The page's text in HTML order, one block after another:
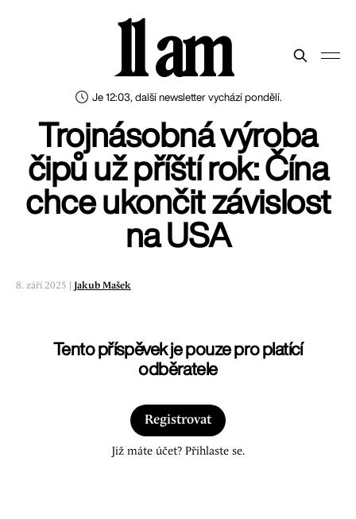
Je 12:03, další newsletter vychází pondělí.
11 am
Trojnásobná výroba
čipů už příští rok: Čína
chce ukončit závislost
na USA
8. září 2025 | Jakub Mašek
Tento příspěvek je pouze pro platící
odběratele
Registrovat
Již máte účet? Přihlaste se.